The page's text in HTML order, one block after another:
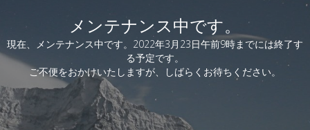
メンテナンス中です。
現在、メンテナンス中です。2022年3月23日午前9時までには終了す
る予定です。
ご不便をおかけいたしますが、しばらくお待ちください。